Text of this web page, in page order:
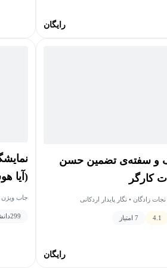
رایگان
و سفته‌ی تضمین حسن
کارگر
زادگان • نگار پایدار اردکانی
4.1 7 امتیاز
رایگان
(آیا
من
جاب ویژن
299